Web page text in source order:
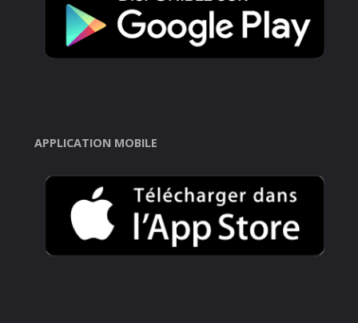
APPLICATION MOBILE